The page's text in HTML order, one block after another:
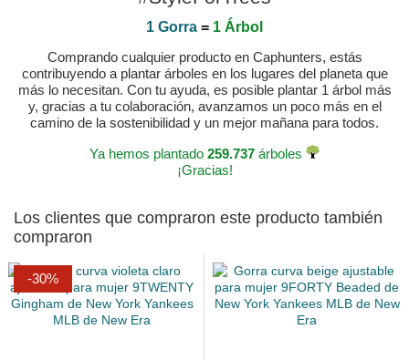
1 Gorra = 1 Árbol
Comprando cualquier producto en Caphunters, estás
contribuyendo a plantar árboles en los lugares del planeta que
más lo necesitan. Con tu ayuda, es posible plantar 1 árbol más
y, gracias a tu colaboración, avanzamos un poco más en el
camino de la sostenibilidad y un mejor mañana para todos.
Ya hemos plantado 259.737 árboles
¡Gracias!
Los clientes que compraron este producto también
compraron
-30%